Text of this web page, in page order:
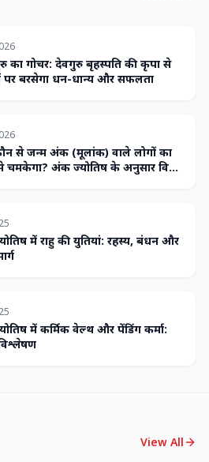
का गोचर: देवगुरु बृहस्पति की कृपा से
पर बरसेगा धन-धान्य और सफलता
से जन्म अंक (मूलांक) वाले लोगों का
चमकेगा? अंक ज्योतिष के अनुसार विशेष
में राहु की युतियां: रहस्य, बंधन और
में कर्मिक वेल्थ और पेंडिंग कर्मा:
View All